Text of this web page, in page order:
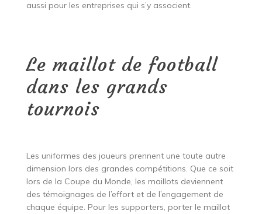
aussi pour les entreprises qui s’y associent.
Le maillot de football
dans les grands
tournois
Les uniformes des joueurs prennent une toute autre
dimension lors des grandes compétitions. Que ce soit
lors de la Coupe du Monde, les maillots deviennent
des témoignages de l’effort et de l’engagement de
chaque équipe. Pour les supporters, porter le maillot